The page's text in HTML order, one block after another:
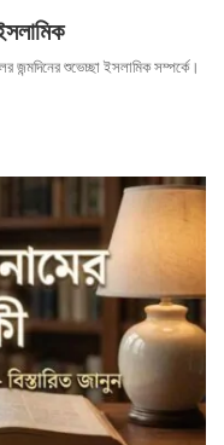
শুভেচ্ছা ইসলামিক সম্পর্কে।